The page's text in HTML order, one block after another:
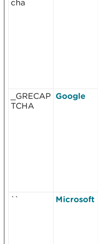
cha
_GRECAP
TCHA
Google
`` Microsoft